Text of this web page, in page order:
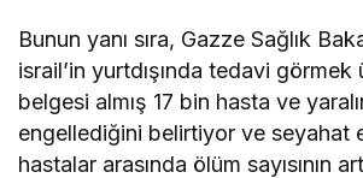
Bunun yanı sıra, Gazze Sağlık
israil’in yurtdışında tedavi görmek
belgesi almış 17 bin hasta ve
engellediğini belirtiyor ve seyahat
hastalar arasında ölüm sayısının